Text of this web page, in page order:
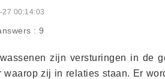
00:14:03
: 9
zijn versturingen in de
waarop zij in relaties staan. Er